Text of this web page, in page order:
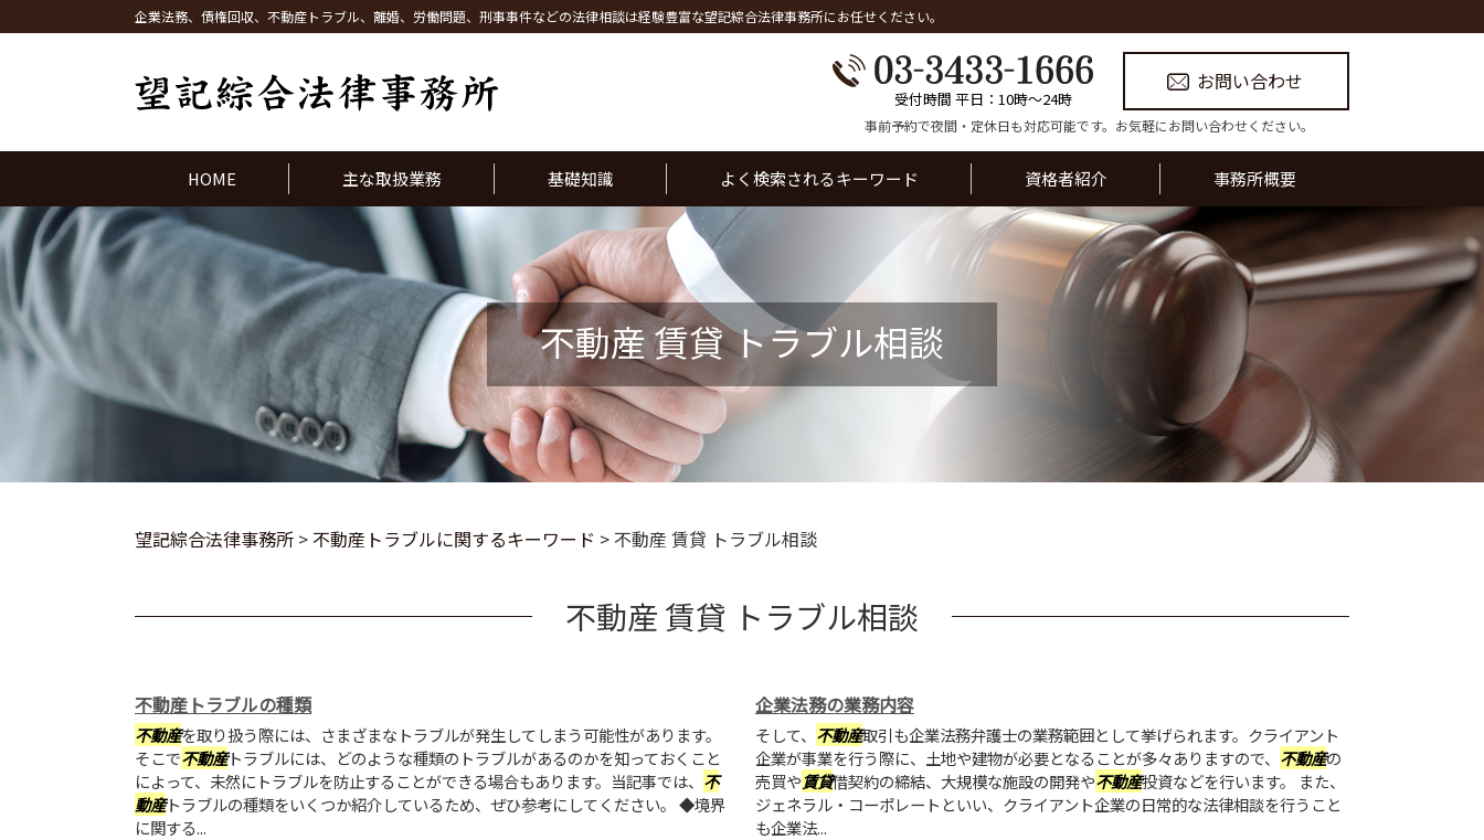
不動産 賃貸 トラブル相談
企業法務、債権回収、不動産トラブル、離婚、労働問題、刑事事件などの法律相談は経験豊富な望記綜合法律事務所にお任せください。
受付時間 平日：10時〜24時
お問い合わせ
事前予約で夜間・定休日も対応可能です。お気軽にお問い合わせください。
HOME 主な取扱業務 基礎知識 よく検索されるキーワード 資格者紹介 事務所概要
望記綜合法律事務所 >不動産トラブルに関するキーワード > 不動産 賃貸 トラブル相談
不動産 賃貸 トラブル相談
不動産トラブルの種類
不動産を取り扱う際には、さまざまなトラブルが発生してしまう可能性があります。
そこで不動産トラブルには、どのような種類のトラブルがあるのかを知っておくこと
によって、未然にトラブルを防止することができる場合もあります。当記事では、 不
動産トラブルの種類をいくつか紹介しているため、ぜひ参考にしてください。 ◆境界
に関する...
企業法務の業務内容
そして、 不動産取引も企業法務弁護士の業務範囲として挙げられます。クライアント
企業が事業を行う際に、土地や建物が必要となることが多々ありますので、 不動産の
売買や賃貸借契約の締結、大規模な施設の開発や不動産投資などを行います。 また、
ジェネラル・コーポレートといい、クライアント企業の日常的な法律相談を行うこと
も企業法...